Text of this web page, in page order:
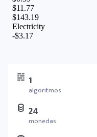
1
algoritmos
24
monedas